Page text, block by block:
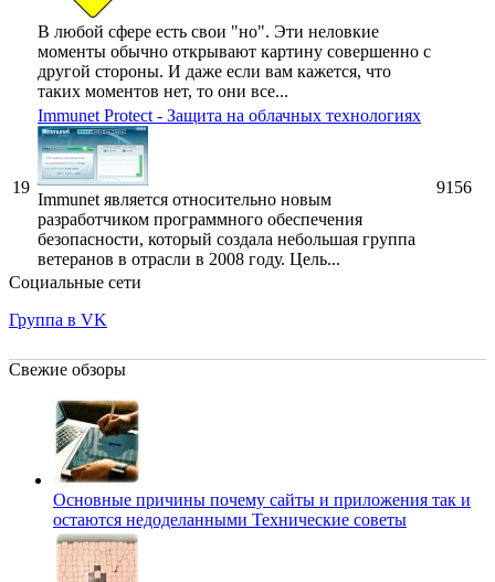
В любой сфере есть свои "но". Эти неловкие
моменты обычно открывают картину совершенно с
другой стороны. И даже если вам кажется, что
таких моментов нет, то они все...
19
Immunet Protect - Защита на облачных технологиях
Immunet является относительно новым
разработчиком программного обеспечения
безопасности, который создала небольшая группа
ветеранов в отрасли в 2008 году. Цель...
9156
Социальные сети
Группа в VK
Свежие обзоры
Основные причины почему сайты и приложения так и
остаются недоделанными Технические советы